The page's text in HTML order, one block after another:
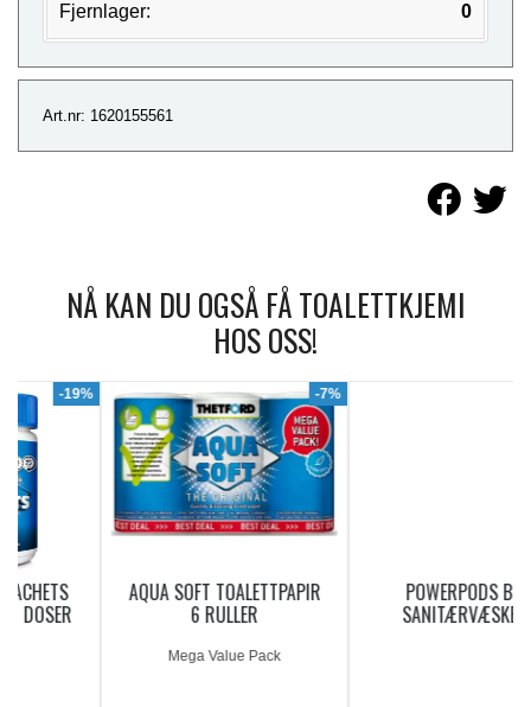
Fjernlager: 0
Art.nr: 1620155561
NÅ KAN DU OGSÅ FÅ TOALETTKJEMI
HOS OSS!
-7%
AQUA SOFT TOALETTPAPIR
Mega Value Pack
POWERPODS BLUE
SANITÆRVÆSKE 20